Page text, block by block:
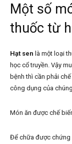
Một số
thuốc từ
Hạt sen là một loại
học cổ truyền. Vậy
bệnh thì cần phải
công dụng của
Món ăn được chế
Để chữa được chứng